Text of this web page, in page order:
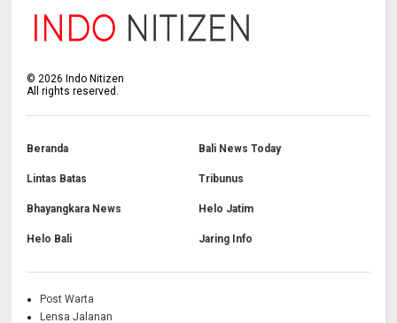
© 2026 Indo Nitizen
All rights reserved.
Beranda Bali News Today
Lintas Batas Tribunus
Bhayangkara News Helo Jatim
Helo Bali Jaring Info
Post Warta
Lensa Jalanan